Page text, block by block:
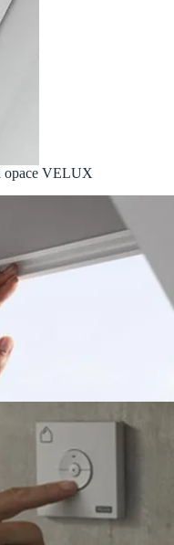
opace VELUX